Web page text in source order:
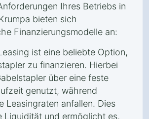
Ihres Betriebs in
bieten sich
Finanzierungsmodelle an:
ist eine beliebte Option,
zu finanzieren. Hierbei
über eine feste
genutzt, während
Leasingraten anfallen. Dies
Liquidität und ermöglicht es,